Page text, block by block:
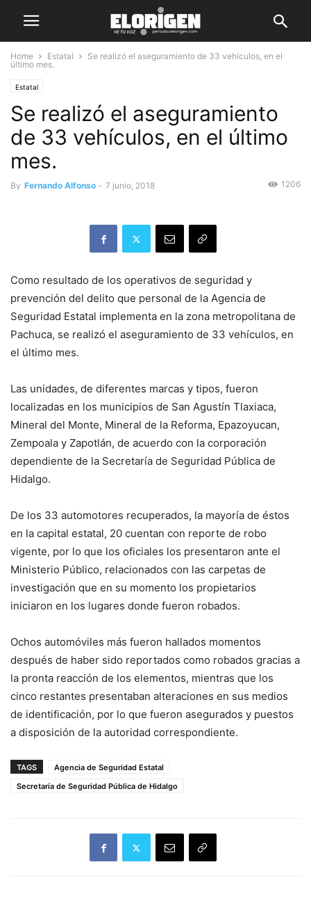
Home Estatal
Se realizó el aseguramiento de 33 vehículos, en el
último mes.
Estatal
Se realizó el aseguramiento
de 33 vehículos, en el último
mes.
By Fernando Alfonso - 7 junio, 2018 1206
Como resultado de los operativos de seguridad y
prevención del delito que personal de la Agencia de
Seguridad Estatal implementa en la zona metropolitana de
Pachuca, se realizó el aseguramiento de 33 vehículos, en
el último mes.
Las unidades, de diferentes marcas y tipos, fueron
localizadas en los municipios de San Agustín Tlaxiaca,
Mineral del Monte, Mineral de la Reforma, Epazoyucan,
Zempoala y Zapotlán, de acuerdo con la corporación
dependiente de la Secretaría de Seguridad Pública de
Hidalgo.
De los 33 automotores recuperados, la mayoría de éstos
en la capital estatal, 20 cuentan con reporte de robo
vigente, por lo que los oficiales los presentaron ante el
Ministerio Público, relacionados con las carpetas de
investigación que en su momento los propietarios
iniciaron en los lugares donde fueron robados.
Ochos automóviles más fueron hallados momentos
después de haber sido reportados como robados gracias a
la pronta reacción de los elementos, mientras que los
cinco restantes presentaban alteraciones en sus medios
de identificación, por lo que fueron asegurados y puestos
a disposición de la autoridad correspondiente.
TAGS
Agencia de Seguridad Estatal
Secretaría de Seguridad Pública de Hidalgo